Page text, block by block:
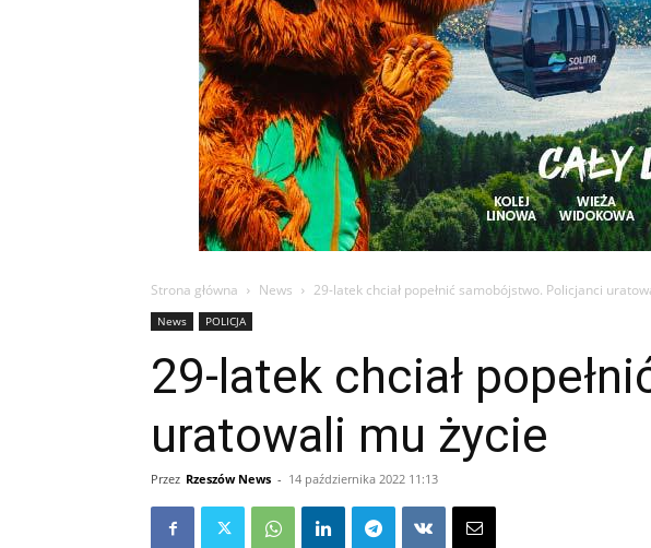
Strona główna News 29-latek chciał popełnić samobójstwo. Policjanci
News POLICJA
29-latek chciał
uratowali mu życie
Przez Rzeszów News - 14 października 2022 11:13